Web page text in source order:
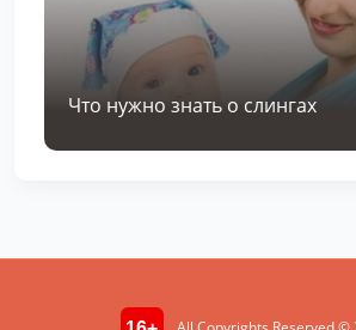
Что нужно знать о слингах